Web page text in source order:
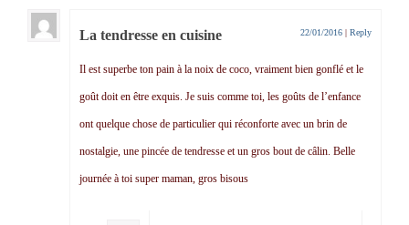
La tendresse en cuisine 22/01/2016 | Reply
Il est superbe ton pain à la noix de coco, vraiment bien gonflé et le
goût doit en être exquis. Je suis comme toi, les goûts de l’enfance
ont quelque chose de particulier qui réconforte avec un brin de
nostalgie, une pincée de tendresse et un gros bout de câlin. Belle
journée à toi super maman, gros bisous